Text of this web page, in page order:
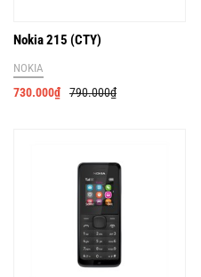
Nokia 215 (CTY)
NOKIA
730.000₫ 790.000₫